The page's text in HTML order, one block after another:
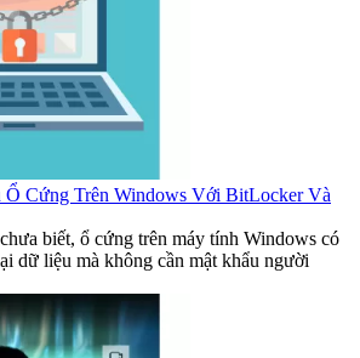
Cứng Trên Windows Với BitLocker Và
biết, ổ cứng trên máy tính Windows có
dữ liệu mà không cần mật khẩu người